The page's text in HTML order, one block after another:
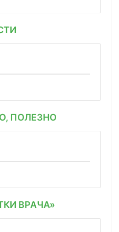
ПОЛЕЗНО
ВРАЧА»